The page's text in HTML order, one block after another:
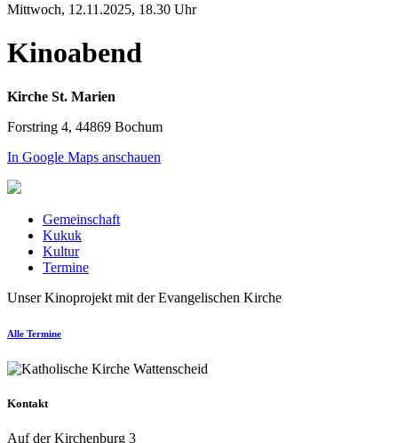
Mittwoch, 12.11.2025, 18.30 Uhr
Kinoabend
Kirche St. Marien
Forstring 4, 44869 Bochum
In Google Maps anschauen
Gemeinschaft
Kukuk
Kultur
Termine
Unser Kinoprojekt mit der Evangelischen Kirche
Alle Termine
Kontakt
Auf der Kirchenburg 3